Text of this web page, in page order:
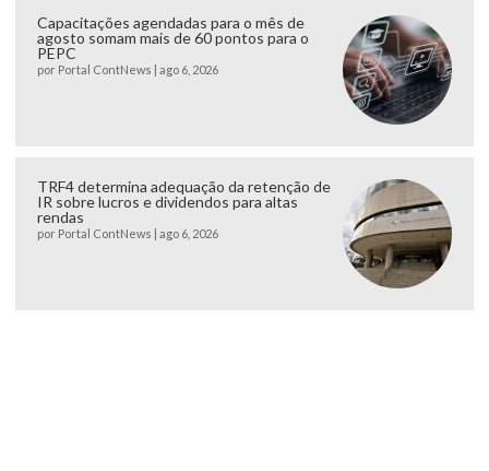
Capacitações agendadas para o mês de
agosto somam mais de 60 pontos para o
PEPC
por Portal ContNews ago 6, 2026
TRF4 determina adequação da retenção de
IR sobre lucros e dividendos para altas
rendas
por Portal ContNews ago 6, 2026